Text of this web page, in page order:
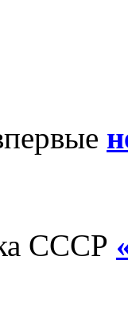
СССР